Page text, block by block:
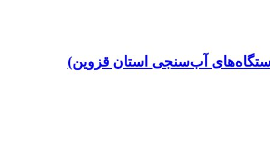
آب‌سنجی استان قزوین)